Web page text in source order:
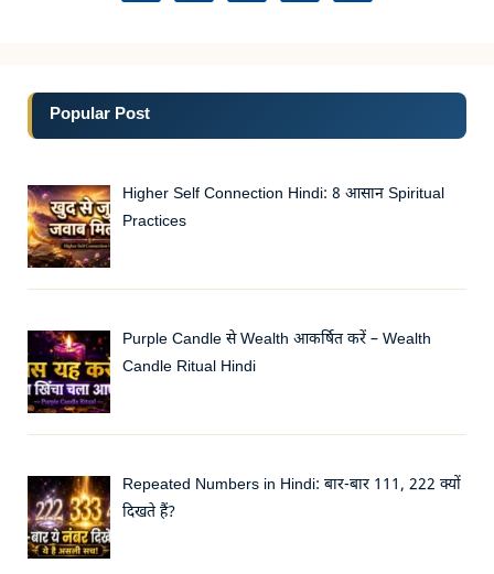
Popular Post
Higher Self Connection Hindi: 8 आसान Spiritual
Practices
Purple Candle से Wealth आकर्षित करें – Wealth
Candle Ritual Hindi
Repeated Numbers in Hindi: बार-बार 111, 222 क्यों
दिखते हैं?